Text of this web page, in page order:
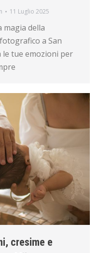
11 Luglio 2025
magia della
a San
le tue emozioni per
cresime e